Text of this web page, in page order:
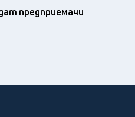
предприемачи